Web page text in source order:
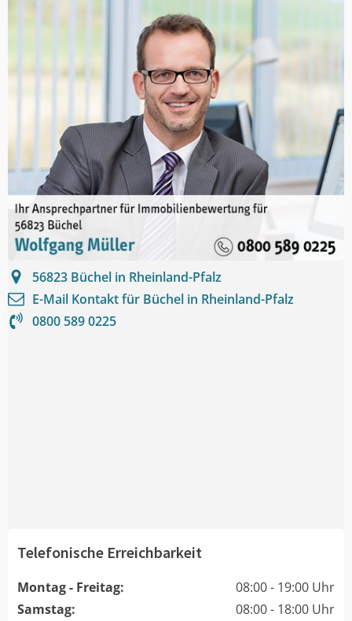
56823 Büchel in Rheinland-Pfalz
E-Mail Kontakt für Büchel in Rheinland-Pfalz
0800 589 0225
Telefonische Erreichbarkeit
Montag - Freitag:
08:00 - 19:00 Uhr
Samstag:
08:00 - 18:00 Uhr